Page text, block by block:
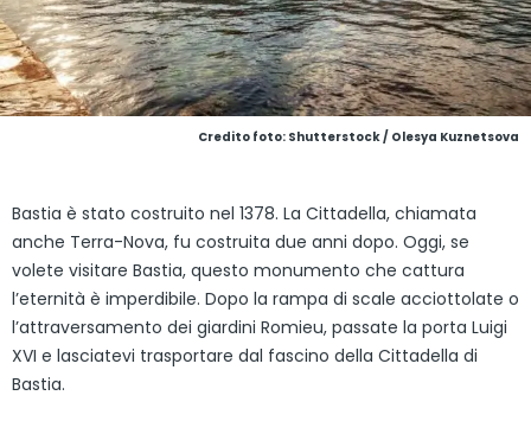
Credito foto: Shutterstock / Olesya Kuznetsova
Bastia è stato costruito nel 1378. La Cittadella, chiamata
anche Terra-Nova, fu costruita due anni dopo. Oggi, se
volete visitare Bastia, questo monumento che cattura
l’eternità è imperdibile. Dopo la rampa di scale acciottolate o
l’attraversamento dei giardini Romieu, passate la porta Luigi
XVI e lasciatevi trasportare dal fascino della Cittadella di
Bastia.